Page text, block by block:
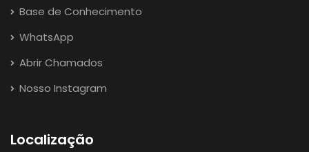
Base de Conhecimento
WhatsApp
Abrir Chamados
Nosso Instagram
Localização